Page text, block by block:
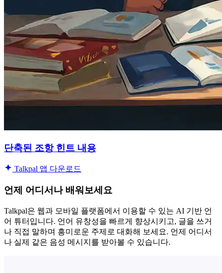
단축된 조항 힌트 내용
Talkpal 앱 다운로드
언제 어디서나 배워보세요
Talkpal은 웹과 모바일 플랫폼에서 이용할 수 있는 AI 기반 언
어 튜터입니다. 언어 유창성을 빠르게 향상시키고, 글을 쓰거
나 직접 말하며 흥미로운 주제로 대화해 보세요. 언제 어디서
나 실제 같은 음성 메시지를 받아볼 수 있습니다.